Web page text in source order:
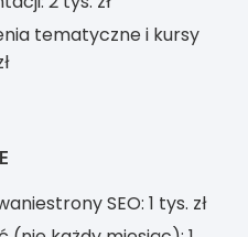
tematyczne i kursy
SEO: 1 tys. zł